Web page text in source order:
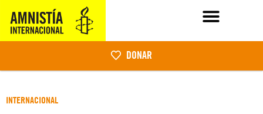
DONAR
INTERNACIONAL